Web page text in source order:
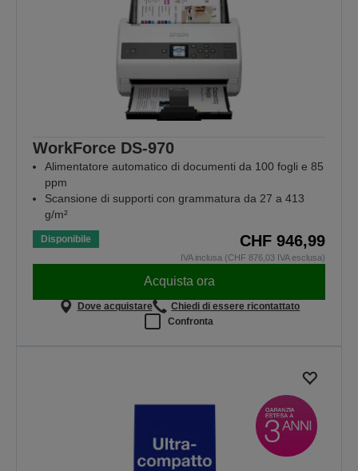
WorkForce DS-970
Alimentatore automatico di documenti da 100 fogli e 85
ppm
Scansione di supporti con grammatura da 27 a 413
g/m²
Disponibile CHF 946,99
IVA inclusa (CHF 876,03 IVA esclusa)
Acquista ora
Dove acquistare
Chiedi di essere ricontattato
Confronta